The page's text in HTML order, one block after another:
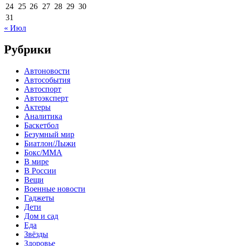
24 25 26 27 28 29 30
31
« Июл
Рубрики
Автоновости
Автособытия
Автоспорт
Автоэксперт
Актеры
Аналитика
Баскетбол
Безумный мир
Биатлон/Лыжи
Бокс/MMA
В мире
В России
Вещи
Военные новости
Гаджеты
Дети
Дом и сад
Еда
Звёзды
Здоровье